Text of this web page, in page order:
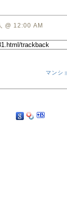
@ 12:00 AM
マンシ